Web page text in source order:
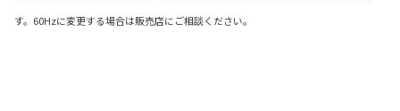
す。60Hzに変更する場合は販売店にご相談ください。